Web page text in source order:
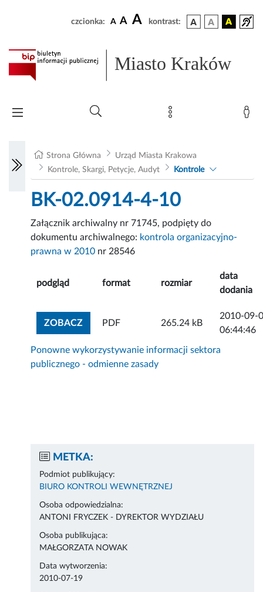
czcionka: A A A kontrast:
Miasto Kraków
Strona Główna
Urząd Miasta Krakowa
Kontrole, Skargi, Petycje, Audyt
Kontrole
BK-02.0914-4-10
Załącznik archiwalny nr 71745, podpięty do
dokumentu archiwalnego: kontrola organizacyjno-
prawna w 2010 nr 28546
podgląd format rozmiar
data
dodania
ZOBACZZOBACZ ZAŁĄCZNIK
PDF 265.24 kB
2010-09-
06:44:46
Ponowne wykorzystywanie informacji sektora
publicznego - odmienne zasady
METKA:
Podmiot publikujący:
BIURO KONTROLI WEWNĘTRZNEJ
Osoba odpowiedzialna:
ANTONI FRYCZEK - DYREKTOR WYDZIAŁU
Osoba publikująca:
MAŁGORZATA NOWAK
Data wytworzenia:
2010-07-19